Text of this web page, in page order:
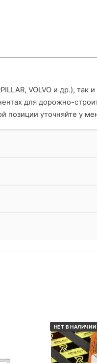
VOLVO и др.), так
для дорожно-
позиции уточняйте у
НЕТ В НАЛИЧИИ